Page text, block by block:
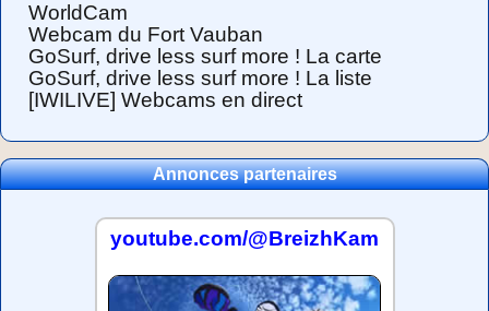
WorldCam
Webcam du Fort Vauban
GoSurf, drive less surf more ! La carte
GoSurf, drive less surf more ! La liste
[IWILIVE] Webcams en direct
Annonces partenaires
youtube.com/@BreizhKam